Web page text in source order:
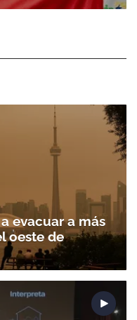
evacuar a más
oeste de